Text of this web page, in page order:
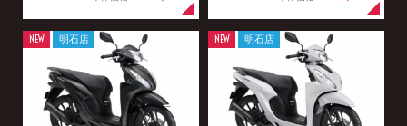
NEW 明石店 NEW 明石店